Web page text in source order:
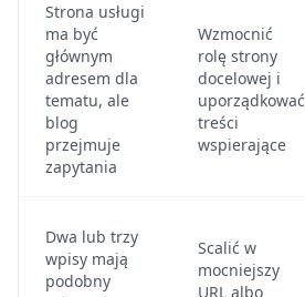
Strona usługi
ma być
głównym
adresem dla
tematu, ale
blog
przejmuje
zapytania
Wzmocnić
rolę strony
docelowej i
uporządkować
treści
wspierające
Dwa lub trzy
wpisy mają
podobny
Scalić w
mocniejszy
URL albo